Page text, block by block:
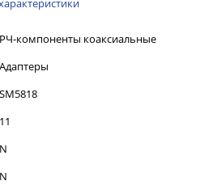
РЧ-компоненты коаксиальные
Адаптеры
SM5818
11
N
N